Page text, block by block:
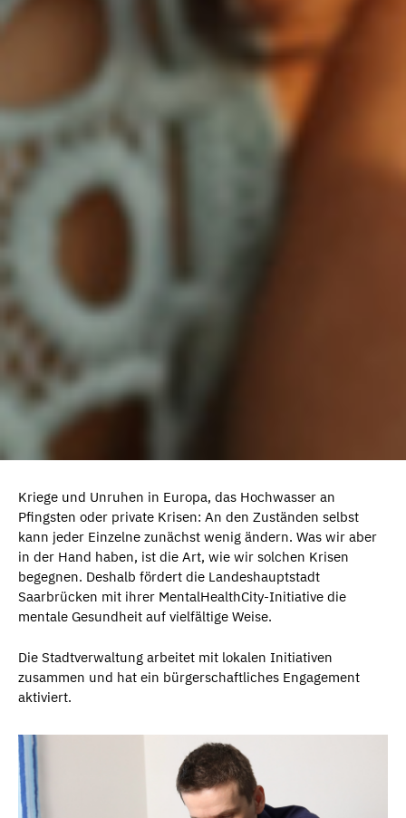
Kriege und Unruhen in Europa, das Hochwasser an
Pfingsten oder private Krisen: An den Zuständen selbst
kann jeder Einzelne zunächst wenig ändern. Was wir aber
in der Hand haben, ist die Art, wie wir solchen Krisen
begegnen. Deshalb fördert die Landeshauptstadt
Saarbrücken mit ihrer MentalHealthCity-Initiative die
mentale Gesundheit auf vielfältige Weise.
Die Stadtverwaltung arbeitet mit lokalen Initiativen
zusammen und hat ein bürgerschaftliches Engagement
aktiviert.